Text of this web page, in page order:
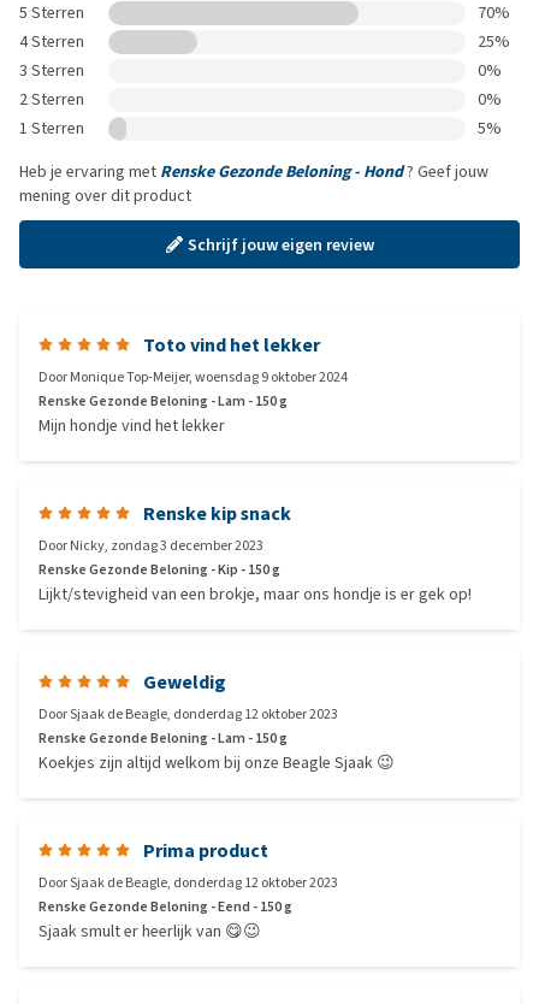
5 Sterren
70%
4 Sterren
25%
3 Sterren
0%
2 Sterren
0%
1 Sterren
5%
Heb je ervaring met Renske Gezonde Beloning - Hond? Geef jouw
mening over dit product
Schrijf jouw eigen review
Toto vind het lekker
DoorMonique Top-Meijer,woensdag 9 oktober 2024
Renske Gezonde Beloning - Lam - 150 g
Mijn hondje vind het lekker
Renske kip snack
DoorNicky, zondag 3 december 2023
Renske Gezonde Beloning - Kip - 150 g
Lijkt/stevigheid van een brokje, maar ons hondje is er gek op!
Geweldig
DoorSjaak de Beagle, donderdag 12 oktober 2023
Renske Gezonde Beloning - Lam - 150 g
Koekjes zijn altijd welkom bij onze Beagle Sjaak 😉
Prima product
DoorSjaak de Beagle, donderdag 12 oktober 2023
Renske Gezonde Beloning - Eend - 150 g
Sjaak smult er heerlijk van 😋😉